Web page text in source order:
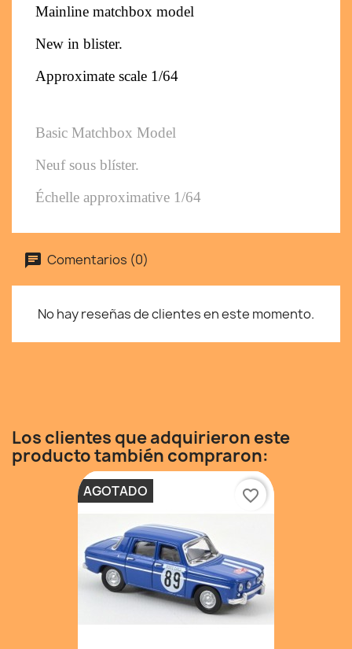
Mainline matchbox model
New in blister.
Approximate scale 1/64
Basic Matchbox Model
Neuf sous blíster.
Échelle approximative 1/64
Comentarios (0)
No hay reseñas de clientes en este momento.
Los clientes que adquirieron este
producto también compraron:
AGOTADO favorite_border